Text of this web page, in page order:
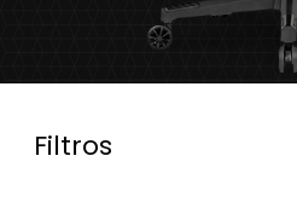
Filtros